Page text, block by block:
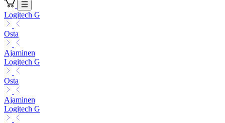
Logitech G
Osta
Ajaminen
Logitech G
Osta
Ajaminen
Logitech G